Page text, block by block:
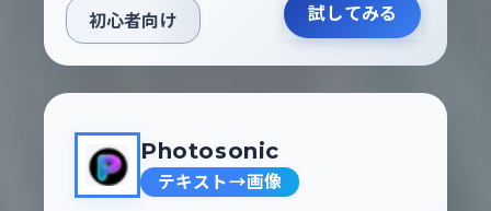
初心者向け 試してみる
Photosonic
テキスト→画像